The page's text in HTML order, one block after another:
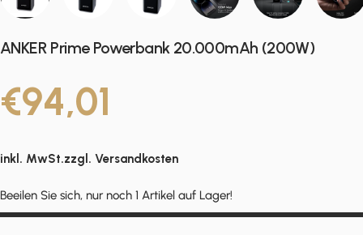
ANKER Prime Powerbank 20.000mAh (200W)
€94,01
inkl. MwSt.zzgl. Versandkosten
Beeilen Sie sich, nur noch 1 Artikel auf Lager!